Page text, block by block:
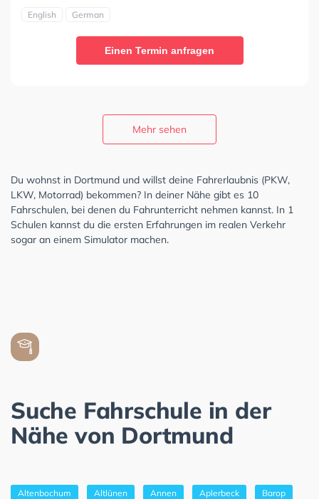
English German
Einen Termin anfragen
Mehr sehen
Du wohnst in Dortmund und willst deine Fahrerlaubnis (PKW,
LKW, Motorrad) bekommen? In deiner Nähe gibt es 10
Fahrschulen, bei denen du Fahrunterricht nehmen kannst. In 1
Schulen kannst du die ersten Erfahrungen im realen Verkehr
sogar an einem Simulator machen.
Suche Fahrschule in der
Nähe von Dortmund
Altenbochum Altlünen Annen Aplerbeck Barop